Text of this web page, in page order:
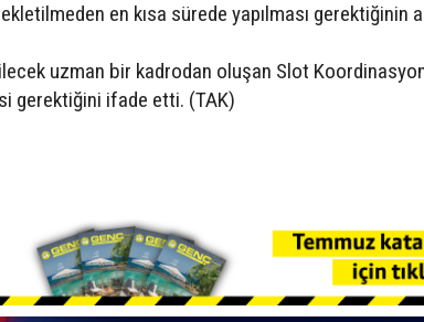
en kısa sürede yapılması gerektiğinin
uzman bir kadrodan oluşan Slot
gerektiğini ifade etti. (TAK)